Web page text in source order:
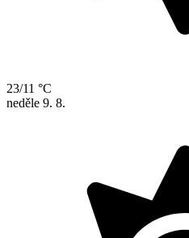
23/11 °C
neděle 9. 8.